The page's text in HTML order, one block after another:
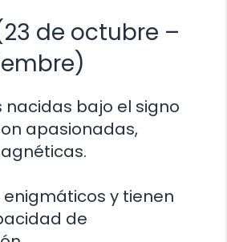
de octubre –
nacidas bajo el signo
apasionadas,
enigmáticos y tienen
de